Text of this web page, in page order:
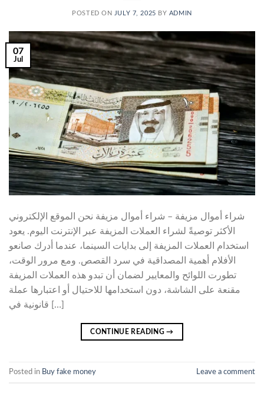
POSTED ON JULY 7, 2025 BY ADMIN
07
Jul
شراء أموال مزيفة – شراء أموال مزيفة نحن الموقع الإلكتروني
الأكثر توصيةً لشراء العملات المزيفة عبر الإنترنت اليوم. يعود
استخدام العملات المزيفة إلى بدايات السينما، عندما أدرك صانعو
الأفلام أهمية المصداقية في سرد ​​القصص. ومع مرور الوقت،
تطورت اللوائح والمعايير لضمان أن تبدو هذه العملات المزيفة
مقنعة على الشاشة، دون استخدامها للاحتيال أو اعتبارها عملة
قانونية في […]
CONTINUE READING→
Posted in Buy fake money Leave a comment